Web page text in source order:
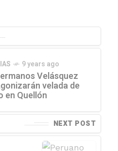
9 years ago
Velásquez
velada de
en Quellón
NEXT POST